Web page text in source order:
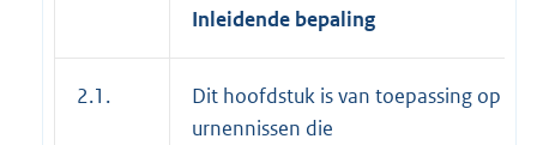
Inleidende bepaling
2.1.
Dit hoofdstuk is van toepassing op
urnennissen die